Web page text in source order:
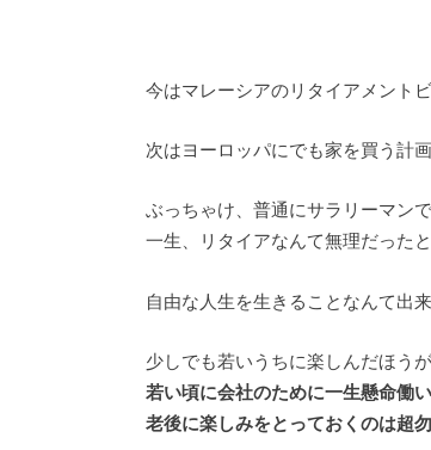
今はマレーシアのリタイアメント
次はヨーロッパにでも家を買う計
ぶっちゃけ、普通にサラリーマン
一生、リタイアなんて無理だったと
自由な人生を生きることなんて出
少しでも若いうちに楽しんだほうが
若い頃に会社のために一生懸命働
老後に楽しみをとっておくのは超